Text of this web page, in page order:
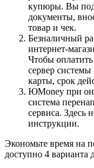
купюры. Вы
документы,
товар и чек.
Безналичный
интернет-
Чтобы оплатить
сервер
карты, срок
ЮMoney при
система
сервиса. Здесь
инструкции.
Экономьте время на
доступно 4 варианта